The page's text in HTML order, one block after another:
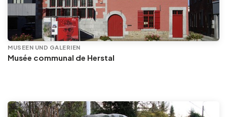
MUSEEN UND GALERIEN
Musée communal de Herstal